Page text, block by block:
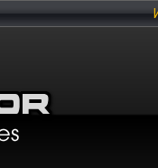
Интернет-магазин